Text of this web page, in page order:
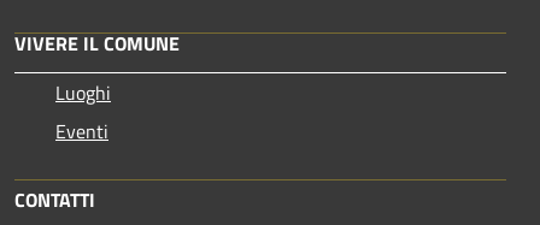
VIVERE IL COMUNE
Luoghi
Eventi
CONTATTI